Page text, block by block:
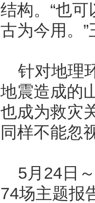
结构。“也
古为今用。
针对地理
地震造成的
也成为救灾
同样不能忽
5月24日～
74场主题报